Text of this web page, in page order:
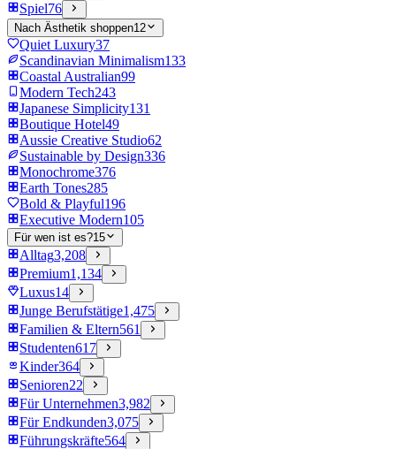
Spiel76
Nach Ästhetik shoppen12
Quiet Luxury37
Scandinavian Minimalism133
Coastal Australian99
Modern Tech243
Japanese Simplicity131
Boutique Hotel49
Aussie Creative Studio62
Sustainable by Design336
Monochrome376
Earth Tones285
Bold & Playful196
Executive Modern105
Für wen ist es?15
Alltag3,208
Premium1,134
Luxus14
Junge Berufstätige1,475
Familien & Eltern561
Studenten617
Kinder364
Senioren22
Für Unternehmen3,982
Für Endkunden3,075
Führungskräfte564